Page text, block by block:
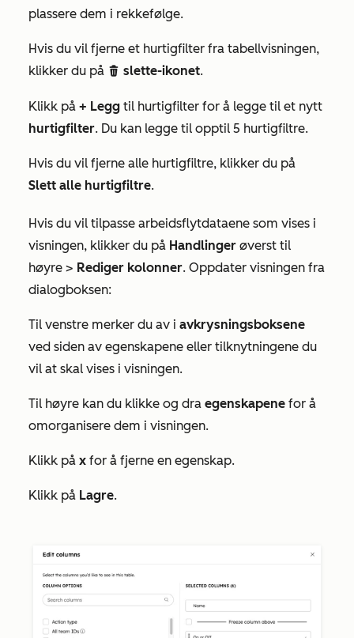
plassere dem i rekkefølge.
Hvis du vil fjerne et hurtigfilter fra tabellvisningen,
klikker du på delete slette-ikonet.
Klikk på + Legg til hurtigfilter for å legge til et nytt
hurtigfilter. Du kan legge til opptil 5 hurtigfiltre.
Hvis du vil fjerne alle hurtigfiltre, klikker du på
Slett alle hurtigfiltre.
Hvis du vil tilpasse arbeidsflytdataene som vises i
visningen, klikker du på Handlinger øverst til
høyre > Rediger kolonner. Oppdater visningen fra
dialogboksen:
Til venstre merker du av i avkrysningsboksene
ved siden av egenskapene eller tilknytningene du
vil at skal vises i visningen.
Til høyre kan du klikke og dra egenskapene for å
omorganisere dem i visningen.
Klikk på x for å fjerne en egenskap.
Klikk på Lagre.